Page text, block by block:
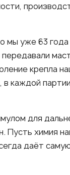
мы уже 63
крепла
каждой
для
Пусть химия
даёт